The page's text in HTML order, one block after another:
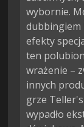
wybornie.
dubbingiem
efekty
ten
wrażenie –
innych
grze
wypadło